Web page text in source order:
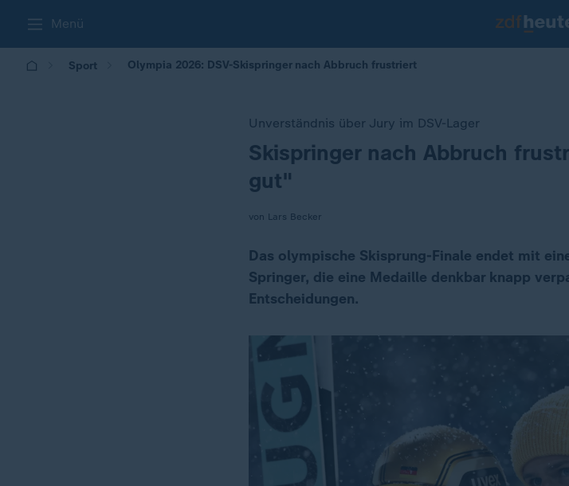
Menü
Sport Olympia 2026: DSV-Skispringer nach Abbruch frustriert
Unverständnis über Jury im DSV-Lager
:
Skispringer nach Abbruch
gut"
von Lars Becker
Das olympische Skisprung-Finale endet mit
Springer, die eine Medaille denkbar knapp
Entscheidungen.